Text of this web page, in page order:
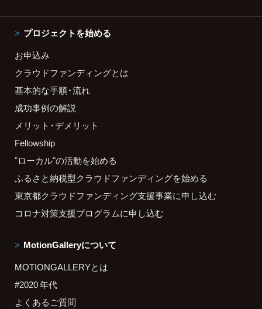
プロジェクトを始める
お申込み
クラウドファンディングとは
基本的な手順・流れ
成功事例の解説
メリット・デメリット
Fellowship
"ローカル"の活動を始める
ふるさと納税型クラウドファンディングを始める
東京都クラウドファンディング支援事業に申し込む
コロナ対策支援プログラムに申し込む
MotionGalleryについて
MOTIONGALLERYとは
#2020 年代
よくあるご質問